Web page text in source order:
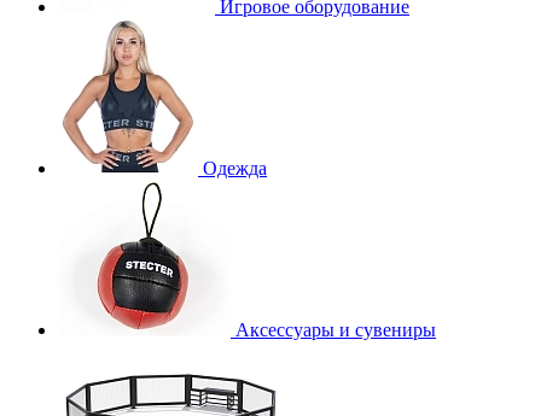
Игровое оборудование
Одежда
Аксессуары и сувениры